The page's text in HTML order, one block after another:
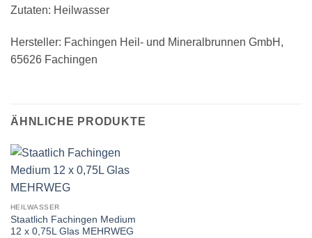
Zutaten: Heilwasser
Hersteller: Fachingen Heil- und Mineralbrunnen GmbH,
65626 Fachingen
ÄHNLICHE PRODUKTE
HEILWASSER
Staatlich Fachingen Medium
12 x 0,75L Glas MEHRWEG